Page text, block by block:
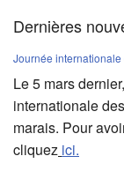
Dernières
Journée
Le 5 mars
internationale
marais. Pour
cliquez ici.